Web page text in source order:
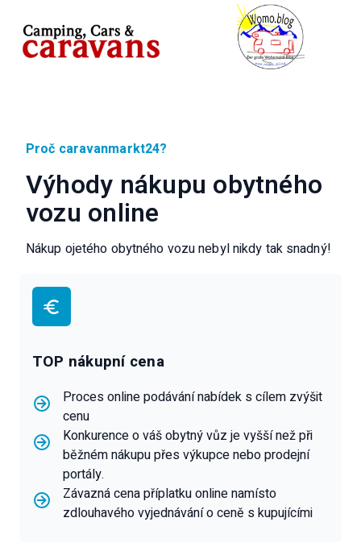
Proč caravanmarkt24?
Výhody nákupu obytného
vozu online
Nákup ojetého obytného vozu nebyl nikdy tak snadný!
TOP nákupní cena
Proces online podávání nabídek s cílem zvýšit
cenu
Konkurence o váš obytný vůz je vyšší než při
běžném nákupu přes výkupce nebo prodejní
portály.
Závazná cena příplatku online namísto
zdlouhavého vyjednávání o ceně s kupujícími